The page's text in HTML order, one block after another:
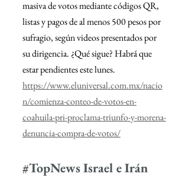
masiva de votos mediante códigos QR,
listas y pagos de al menos 500 pesos por
sufragio, según videos presentados por
su dirigencia. ¿Qué sigue? Habrá que
estar pendientes este lunes.
https://www.eluniversal.com.mx/nacio
n/comienza-conteo-de-votos-en-
coahuila-pri-proclama-triunfo-y-morena-
denuncia-compra-de-votos/
#TopNews Israel e Irán